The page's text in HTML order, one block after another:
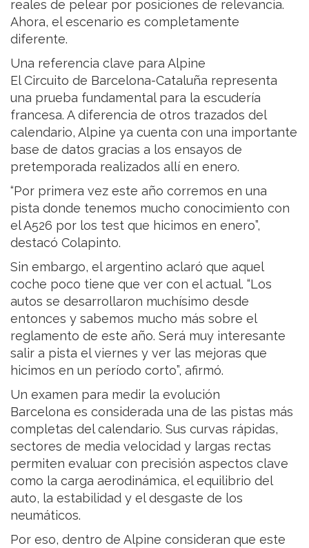
reales de pelear por posiciones de relevancia.
Ahora, el escenario es completamente
diferente.
Una referencia clave para Alpine
El Circuito de Barcelona-Cataluña representa
una prueba fundamental para la escudería
francesa. A diferencia de otros trazados del
calendario, Alpine ya cuenta con una importante
base de datos gracias a los ensayos de
pretemporada realizados allí en enero.
“Por primera vez este año corremos en una
pista donde tenemos mucho conocimiento con
el A526 por los test que hicimos en enero”,
destacó Colapinto.
Sin embargo, el argentino aclaró que aquel
coche poco tiene que ver con el actual. “Los
autos se desarrollaron muchísimo desde
entonces y sabemos mucho más sobre el
reglamento de este año. Será muy interesante
salir a pista el viernes y ver las mejoras que
hicimos en un período corto”, afirmó.
Un examen para medir la evolución
Barcelona es considerada una de las pistas más
completas del calendario. Sus curvas rápidas,
sectores de media velocidad y largas rectas
permiten evaluar con precisión aspectos clave
como la carga aerodinámica, el equilibrio del
auto, la estabilidad y el desgaste de los
neumáticos.
Por eso, dentro de Alpine consideran que este